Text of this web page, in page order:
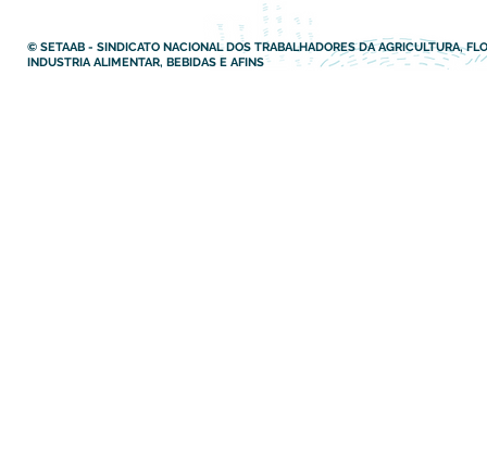
© SETAAB - SINDICATO NACIONAL DOS TRABALHADORES DA AGRICULTURA,
INDUSTRIA ALIMENTAR, BEBIDAS E AFINS